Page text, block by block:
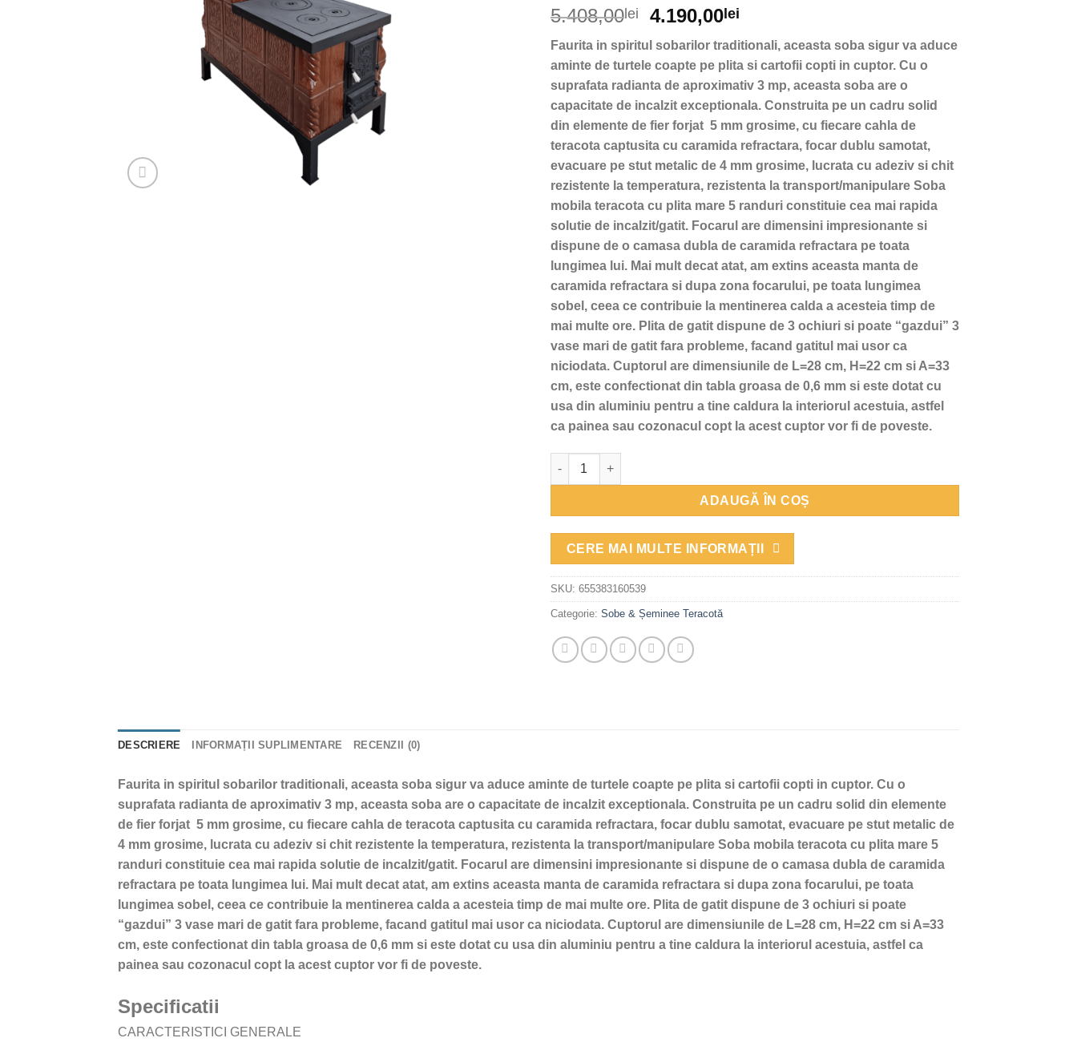
5.408,00 lei
Prețul
a
fost:
5.408,00lei.
4.190,00 lei
este:
4.190,00lei.
Faurita in spiritul sobarilor traditionali, aceasta soba sigur va aduce
aminte de turtele coapte pe plita si cartofii copti in cuptor. Cu o
suprafata radianta de aproximativ 3 mp, aceasta soba are o
capacitate de incalzit exceptionala. Construita pe un cadru solid
din elemente de fier forjat 5 mm grosime, cu fiecare cahla de
teracota captusita cu caramida refractara, focar dublu samotat,
evacuare pe stut metalic de 4 mm grosime, lucrata cu adeziv si chit
rezistente la temperatura, rezistenta la transport/manipulare Soba
mobila teracota cu plita mare 5 randuri constituie cea mai rapida
solutie de incalzit/gatit. Focarul are dimensini impresionante si
dispune de o camasa dubla de caramida refractara pe toata
lungimea lui. Mai mult decat atat, am extins aceasta manta de
caramida refractara si dupa zona focarului, pe toata lungimea
sobel, ceea ce contribuie la mentinerea calda a acesteia timp de
mai multe ore. Plita de gatit dispune de 3 ochiuri si poate “gazdui” 3
vase mari de gatit fara probleme, facand gatitul mai usor ca
niciodata. Cuptorul are dimensiunile de L=28 cm, H=22 cm si A=33
cm, este confectionat din tabla groasa de 0,6 mm si este dotat cu
usa din aluminiu pentru a tine caldura la interiorul acestuia, astfel
ca painea sau cozonacul copt la acest cuptor vor fi de poveste.
Cantitate Soba mobila teracota, Gospodarul, 5 randuri, plita mare, alimentare pe lung, cuptor
ADAUGĂ ÎN COȘ
CERE MAI MULTE INFORMAȚII
SKU: 655383160539
Categorie: Sobe & Șeminee Teracotă
DESCRIERE INFORMAȚII SUPLIMENTARE RECENZII (0)
Faurita in spiritul sobarilor traditionali, aceasta soba sigur va aduce aminte de turtele coapte pe plita si cartofii copti in cuptor. Cu o
suprafata radianta de aproximativ 3 mp, aceasta soba are o capacitate de incalzit exceptionala. Construita pe un cadru solid din elemente
de fier forjat 5 mm grosime, cu fiecare cahla de teracota captusita cu caramida refractara, focar dublu samotat, evacuare pe stut metalic de
4 mm grosime, lucrata cu adeziv si chit rezistente la temperatura, rezistenta la transport/manipulare Soba mobila teracota cu plita mare 5
randuri constituie cea mai rapida solutie de incalzit/gatit. Focarul are dimensini impresionante si dispune de o camasa dubla de caramida
refractara pe toata lungimea lui. Mai mult decat atat, am extins aceasta manta de caramida refractara si dupa zona focarului, pe toata
lungimea sobel, ceea ce contribuie la mentinerea calda a acesteia timp de mai multe ore. Plita de gatit dispune de 3 ochiuri si poate
“gazdui” 3 vase mari de gatit fara probleme, facand gatitul mai usor ca niciodata. Cuptorul are dimensiunile de L=28 cm, H=22 cm si A=33
cm, este confectionat din tabla groasa de 0,6 mm si este dotat cu usa din aluminiu pentru a tine caldura la interiorul acestuia, astfel ca
painea sau cozonacul copt la acest cuptor vor fi de poveste.
Specificatii
CARACTERISTICI GENERALE